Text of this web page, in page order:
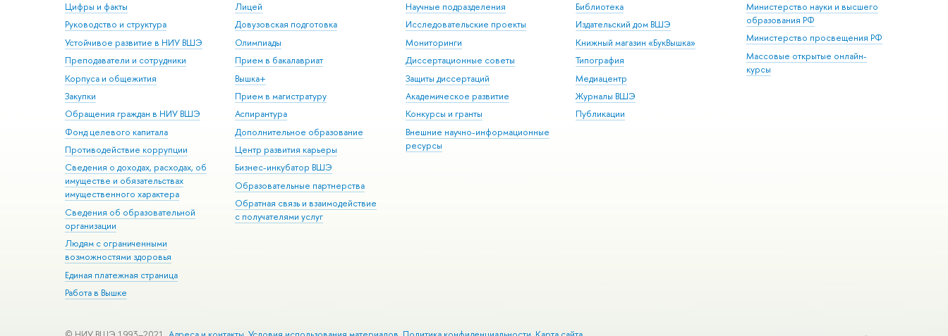
Цифры и факты
Руководство и структура
Устойчивое развитие в НИУ ВШЭ
Преподаватели и сотрудники
Корпуса и общежития
Закупки
Обращения граждан в НИУ ВШЭ
Фонд целевого капитала
Противодействие коррупции
Сведения о доходах, расходах, об
имуществе и обязательствах
имущественного характера
Сведения об образовательной
организации
Людям с ограниченными
возможностями здоровья
Единая платежная страница
Работа в Вышке
Лицей
Довузовская подготовка
Олимпиады
Прием в бакалавриат
Вышка+
Прием в магистратуру
Аспирантура
Дополнительное образование
Центр развития карьеры
Бизнес-инкубатор ВШЭ
Образовательные партнерства
Обратная связь и взаимодействие
с получателями услуг
Научные подразделения
Исследовательские проекты
Мониторинги
Диссертационные советы
Защиты диссертаций
Академическое развитие
Конкурсы и гранты
Внешние научно-информационные
ресурсы
Библиотека
Издательский дом ВШЭ
Книжный магазин «БукВышка»
Типография
Медиацентр
Журналы ВШЭ
Публикации
Министерство науки и высшего
образования РФ
Министерство просвещения РФ
Массовые открытые онлайн-
курсы